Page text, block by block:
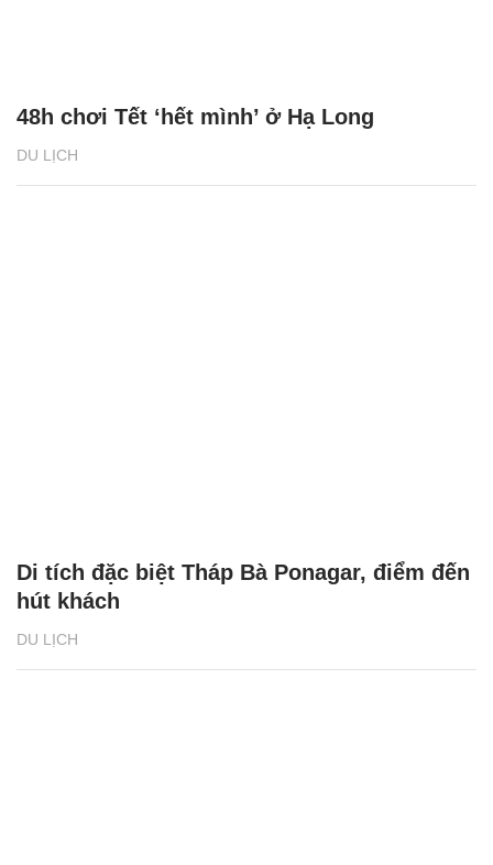
DU LỊCH
48h chơi Tết ‘hết mình’ ở Hạ Long
DU LỊCH
Di tích đặc biệt Tháp Bà Ponagar, điểm đến
hút khách